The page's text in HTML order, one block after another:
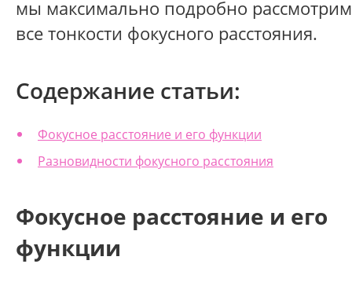
мы максимально подробно рассмотрим
все тонкости фокусного расстояния.
Содержание статьи:
Фокусное расстояние и его функции
Разновидности фокусного расстояния
Фокусное расстояние и его
функции